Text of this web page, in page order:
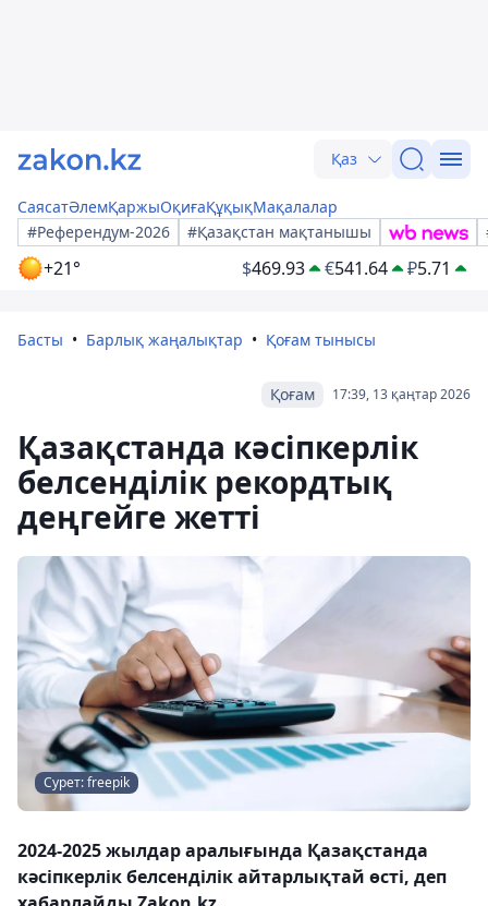
Қаз
СаясатӘлемҚаржыОқиғаҚұқықМақалалар
#Референдум-2026
#Қазақстан мақтанышы
+21° $469.93 €541.64 ₽5.71
Басты Барлық жаңалықтар Қоғам тынысы
17:39, 13 қаңтар 2026
Қоғам
Қазақстанда кәсіпкерлік
белсенділік рекордтық
деңгейге жетті
Сурет: freepik
2024-2025 жылдар аралығында Қазақстанда
кәсіпкерлік белсенділік айтарлықтай өсті, деп